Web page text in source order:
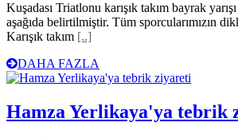
Kuşadası Triatlonu karışık takım bayrak
aşağıda belirtilmiştir. Tüm sporcularımızın
Karışık takım [..]
DAHA FAZLA
Hamza Yerlikaya'ya tebrik